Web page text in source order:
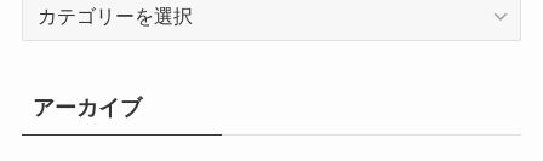
リ
ー
アーカイブ